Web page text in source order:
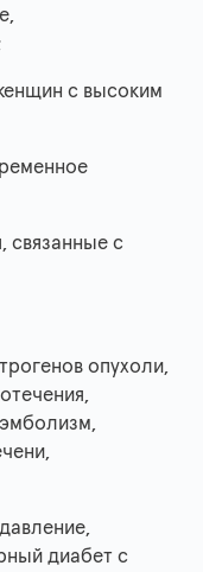
с высоким
связанные с
опухоли,
диабет с